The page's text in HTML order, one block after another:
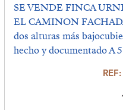
SE VENDE FINCA
EL CAMINON
dos alturas más
hecho y documentado A